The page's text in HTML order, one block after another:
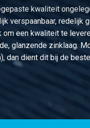
kwaliteit
verspaanbaar, redelijk
om een kwaliteit te
glanzende zinklaag.
dan dient dit bij de